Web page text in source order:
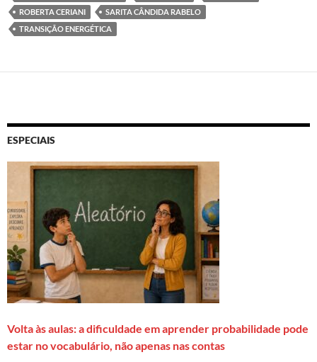
ROBERTA CERIANI
SARITA CÂNDIDA RABELO
TRANSIÇÃO ENERGÉTICA
ESPECIAIS
Volta às aulas: a dificuldade em aprender probabilidade pode
estar no vocabulário, não apenas nas contas